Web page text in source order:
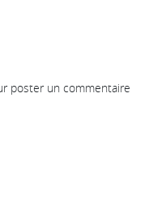
poster un commentaire